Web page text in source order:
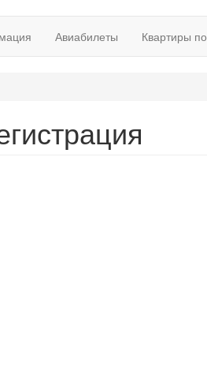
Авиабилеты Квартиры